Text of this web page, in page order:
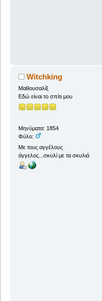
Witchking
Μαθουσαλίξ
Εδώ είναι το σπίτι μου
Μηνύματα: 1854
Φύλο:
Με τους αγγέλους
άγγελος...σκυλί με τα σκυλιά